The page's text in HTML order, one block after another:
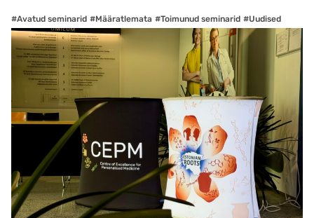
#Avatud seminarid #Määratlemata #Toimunud seminarid #Uudised